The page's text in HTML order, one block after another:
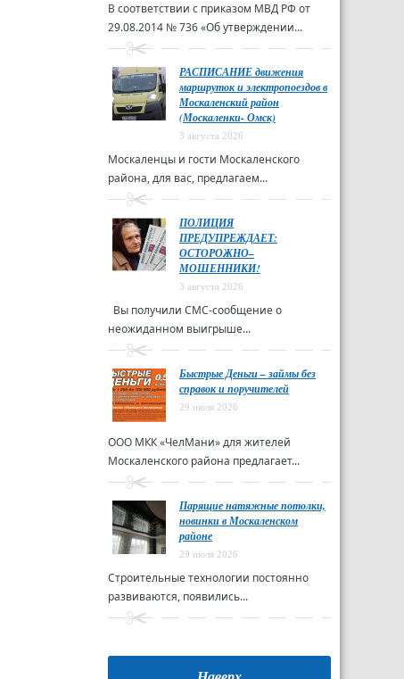
В соответствии с приказом МВД РФ от
29.08.2014 № 736 «Об утверждении...
РАСПИСАНИЕ движения
маршруток и электропоездов в
Москаленский район
(Москаленки- Омск)
3 августа 2026
Москаленцы и гости Москаленского
района, для вас, предлагаем...
ПОЛИЦИЯ
ПРЕДУПРЕЖДАЕТ:
ОСТОРОЖНО–
МОШЕННИКИ!
3 августа 2026
Вы получили СМС-сообщение о
неожиданном выигрыше...
Быстрые Деньги – займы без
справок и поручителей
29 июля 2026
ООО МКК «ЧелМани» для жителей
Москаленского района предлагает...
Парящие натяжные потолки,
новинки в Москаленском
районе
29 июля 2026
Строительные технологии постоянно
развиваются, появились...